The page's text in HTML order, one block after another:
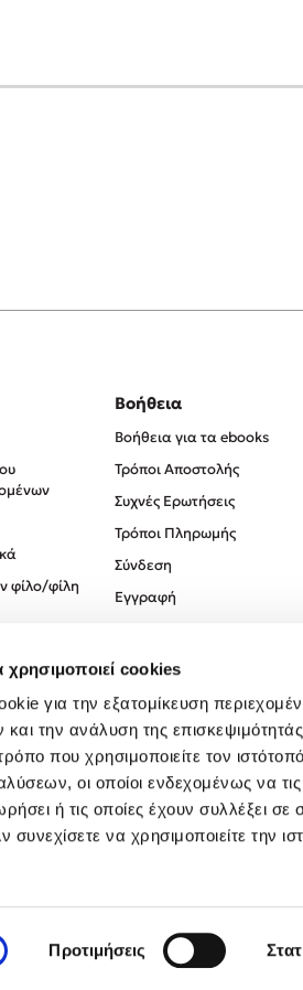
χρησιμοποιεί cookies
για την εξατομίκευση
την ανάλυση της
που χρησιμοποιείτε τον
οι οποίοι ενδεχομένως να
ή τις οποίες έχουν συλλέξει
συνεχίσετε να χρησιμοποιείτε την
Προτιμήσεις
φίλο/φίλη
Βοήθεια
Βοήθεια για τα ebooks
Τρόποι Αποστολής
Συχνές Ερωτήσεις
Τρόποι Πληρωμής
Σύνδεση
Εγγραφή